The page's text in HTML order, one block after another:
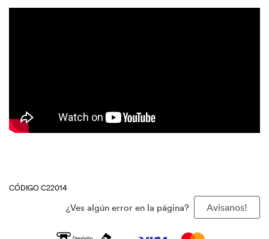
CÓDIGO C22014
¿Ves algún error en la página? Avisanos!